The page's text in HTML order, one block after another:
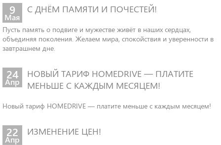
9
Мая
С ДНЁМ ПАМЯТИ И ПОЧЕСТЕЙ!
Пусть память о подвиге и мужестве живёт в наших сердцах,
объединяя поколения. Желаем мира, спокойствия и уверенности в
завтрашнем дне.
24
Апр
НОВЫЙ ТАРИФ HOMEDRIVE — ПЛАТИТЕ
МЕНЬШЕ С КАЖДЫМ МЕСЯЦЕМ!
Новый тариф HOMEDRIVE — платите меньше с каждым месяцем!
22
Апр
ИЗМЕНЕНИЕ ЦЕН!